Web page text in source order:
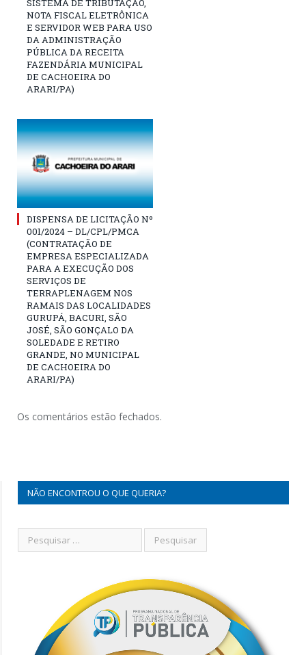
SISTEMA DE TRIBUTAÇÃO,
NOTA FISCAL ELETRÔNICA
E SERVIDOR WEB PARA USO
DA ADMINISTRAÇÃO
PÚBLICA DA RECEITA
FAZENDÁRIA MUNICIPAL
DE CACHOEIRA DO
ARARI/PA)
DISPENSA DE LICITAÇÃO Nº
001/2024 – DL/CPL/PMCA
(CONTRATAÇÃO DE
EMPRESA ESPECIALIZADA
PARA A EXECUÇÃO DOS
SERVIÇOS DE
TERRAPLENAGEM NOS
RAMAIS DAS LOCALIDADES
GURUPÁ, BACURI, SÃO
JOSÉ, SÃO GONÇALO DA
SOLEDADE E RETIRO
GRANDE, NO MUNICIPAL
DE CACHOEIRA DO
ARARI/PA)
Os comentários estão fechados.
NÃO ENCONTROU O QUE QUERIA?